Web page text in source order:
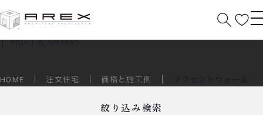
価格と施工例
price & works
HOME 注文住宅 価格と施工例
絞り込み検索